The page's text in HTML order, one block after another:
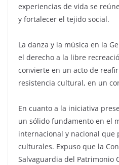
experiencias de vida se
y fortalecer el tejido social.
La danza y la música en la
el derecho a la libre
convierte en un acto de
resistencia cultural, en un
En cuanto a la iniciativa
un sólido fundamento en el
internacional y nacional que
culturales. Expuso que la
Salvaguardia del Patrimonio